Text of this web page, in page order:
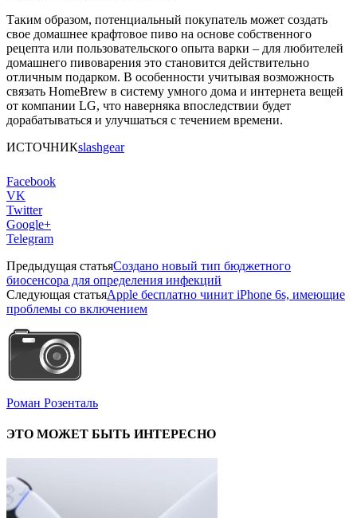
Таким образом, потенциальный покупатель может создать
свое домашнее крафтовое пиво на основе собственного
рецепта или пользовательского опыта варки – для любителей
домашнего пивоварения это становится действительно
отличным подарком. В особенности учитывая возможность
связать HomeBrew в систему умного дома и интернета вещей
от компании LG, что наверняка впоследствии будет
дорабатываться и улучшаться с течением времени.
ИСТОЧНИКslashgear
Facebook
VK
Twitter
Google+
Telegram
Предыдущая статьяСоздано новый тип бюджетного
биосенсора для определения инфекций
Следующая статьяApple бесплатно чинит iPhone 6s, имеющие
проблемы со включением
Роман Розенталь
ЭТО МОЖЕТ БЫТЬ ИНТЕРЕСНО